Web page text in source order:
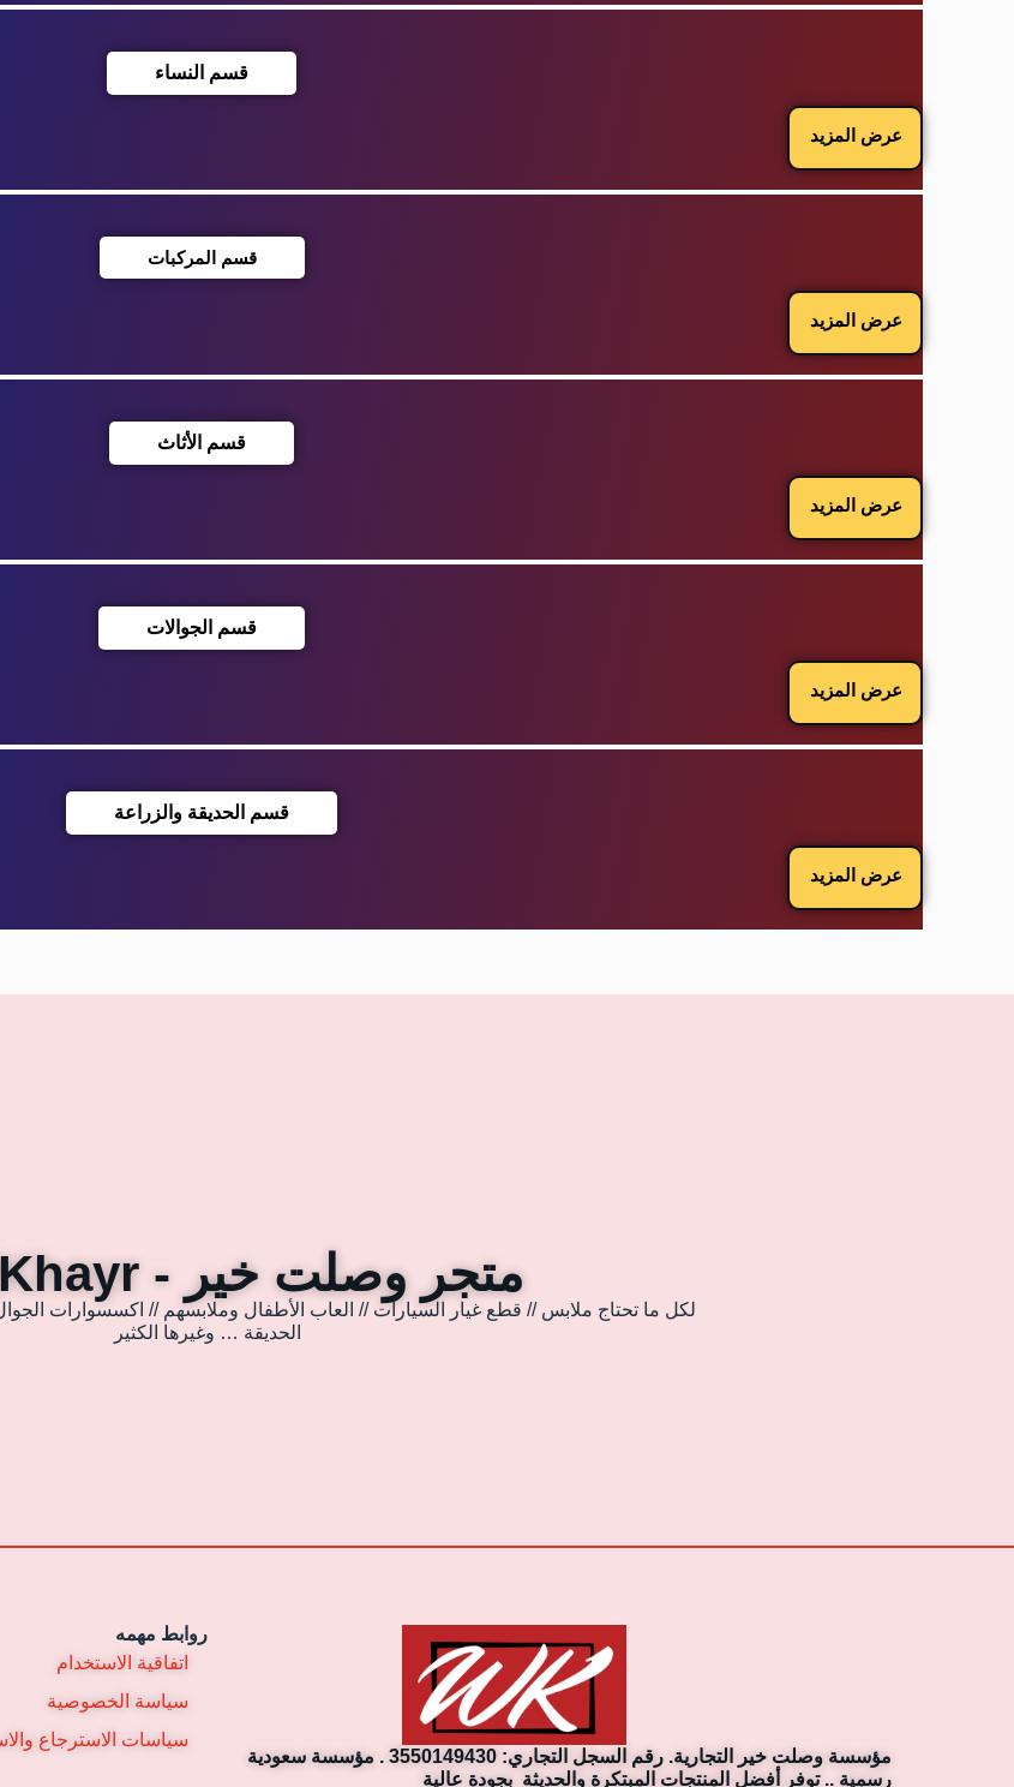
قسم النساء
عرض المزيد
قسم المركبات
عرض المزيد
قسم الأثاث
عرض المزيد
قسم الجوالات
عرض المزيد
قسم الحديقة والزراعة
عرض المزيد
متجر وصلت خير - WsltKhayr
لكل ما تحتاج ملابس // قطع غيار السيارات // العاب الأطفال وملابسهم // اكسسوارات
الحديقة … وغيرها الكثير
مؤسسة وصلت خير التجارية. رقم السجل التجاري: 3550149430 . مؤسسة سعودية
رسمية .. توفر أفضل المنتجات المبتكرة والحديثة بجودة عالية
روابط مهمه
اتفاقية الاستخدام
سياسة الخصوصية
سياسات الاسترجاع